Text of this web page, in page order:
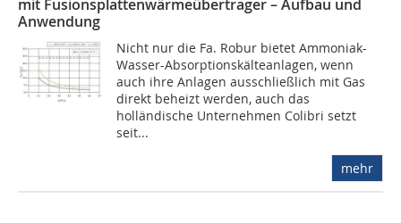
mit Fusionsplattenwärmeübertrager – Aufbau und
Anwendung
Nicht nur die Fa. Robur bietet Ammoniak-
Wasser-Absorptionskälteanlagen, wenn
auch ihre Anlagen ausschließlich mit Gas
direkt beheizt werden, auch das
holländische Unternehmen Colibri setzt
seit...
mehr